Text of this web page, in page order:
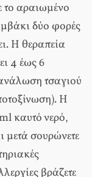
αραιωμένο
δύο φορές
Η θεραπεία
4 έως 6
τσαγιού
Η
καυτό νερό,
μετά σουρώνετε
βράζετε